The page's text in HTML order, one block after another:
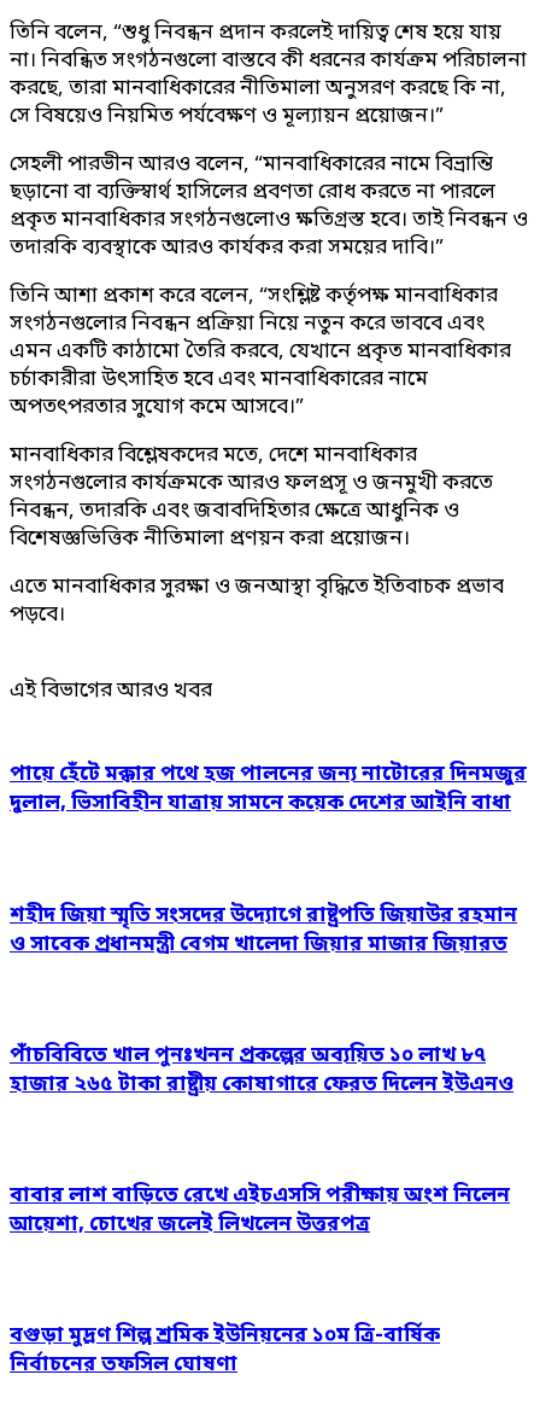
তিনি বলেন, “শুধু নিবন্ধন প্রদান করলেই দায়িত্ব শেষ হয়ে যায়
না। নিবন্ধিত সংগঠনগুলো বাস্তবে কী ধরনের কার্যক্রম পরিচালনা
করছে, তারা মানবাধিকারের নীতিমালা অনুসরণ করছে কি না,
সে বিষয়েও নিয়মিত পর্যবেক্ষণ ও মূল্যায়ন প্রয়োজন।”
সেহলী পারভীন আরও বলেন, “মানবাধিকারের নামে বিভ্রান্তি
ছড়ানো বা ব্যক্তিস্বার্থ হাসিলের প্রবণতা রোধ করতে না পারলে
প্রকৃত মানবাধিকার সংগঠনগুলোও ক্ষতিগ্রস্ত হবে। তাই নিবন্ধন ও
তদারকি ব্যবস্থাকে আরও কার্যকর করা সময়ের দাবি।”
তিনি আশা প্রকাশ করে বলেন, “সংশ্লিষ্ট কর্তৃপক্ষ মানবাধিকার
সংগঠনগুলোর নিবন্ধন প্রক্রিয়া নিয়ে নতুন করে ভাববে এবং
এমন একটি কাঠামো তৈরি করবে, যেখানে প্রকৃত মানবাধিকার
চর্চাকারীরা উৎসাহিত হবে এবং মানবাধিকারের নামে
অপতৎপরতার সুযোগ কমে আসবে।”
মানবাধিকার বিশ্লেষকদের মতে, দেশে মানবাধিকার
সংগঠনগুলোর কার্যক্রমকে আরও ফলপ্রসূ ও জনমুখী করতে
নিবন্ধন, তদারকি এবং জবাবদিহিতার ক্ষেত্রে আধুনিক ও
বিশেষজ্ঞভিত্তিক নীতিমালা প্রণয়ন করা প্রয়োজন।
এতে মানবাধিকার সুরক্ষা ও জনআস্থা বৃদ্ধিতে ইতিবাচক প্রভাব
পড়বে।
এই বিভাগের আরও খবর
পায়ে হেঁটে মক্কার পথে হজ পালনের জন্য নাটোরের দিনমজুর
দুলাল, ভিসাবিহীন যাত্রায় সামনে কয়েক দেশের আইনি বাধা
শহীদ জিয়া স্মৃতি সংসদের উদ্যোগে রাষ্ট্রপতি জিয়াউর রহমান
ও সাবেক প্রধানমন্ত্রী বেগম খালেদা জিয়ার মাজার জিয়ারত
পাঁচবিবিতে খাল পুনঃখনন প্রকল্পের অব্যয়িত ১০ লাখ ৮৭
হাজার ২৬৫ টাকা রাষ্ট্রীয় কোষাগারে ফেরত দিলেন ইউএনও
বাবার লাশ বাড়িতে রেখে এইচএসসি পরীক্ষায় অংশ নিলেন
আয়েশা, চোখের জলেই লিখলেন উত্তরপত্র
বগুড়া মুদ্রণ শিল্প শ্রমিক ইউনিয়নের ১০ম ত্রি-বার্ষিক
নির্বাচনের তফসিল ঘোষণা